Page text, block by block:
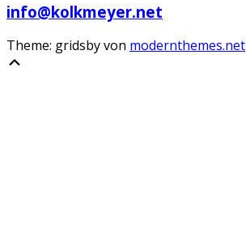
info@kolkmeyer.net
Theme: gridsby von modernthemes.net